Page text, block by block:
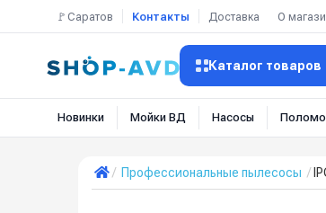
🚩Саратов Контакты Доставка О
Каталог товаров
Новинки Мойки ВД Насосы
Профессиональные пылесосы